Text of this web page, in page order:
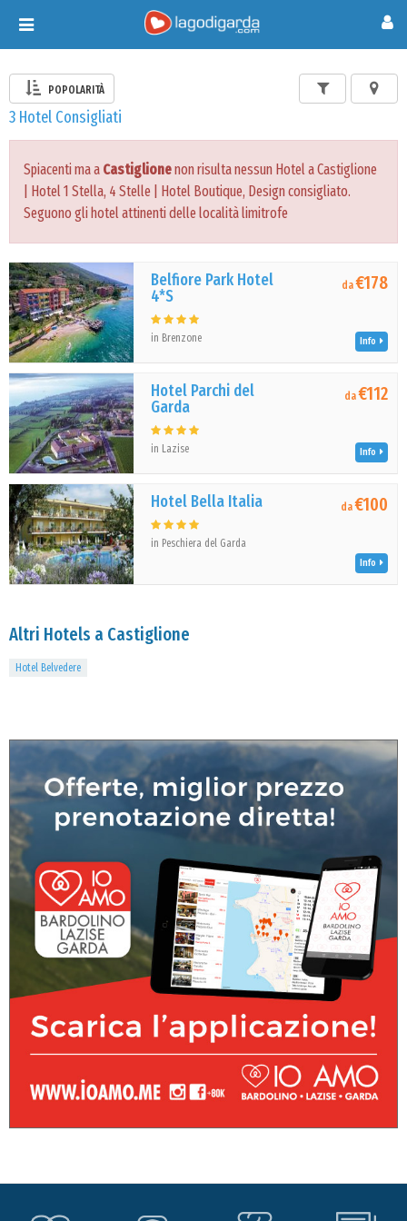
Toggle
navigation
POPOLARITÀ
3 Hotel Consigliati
Spiacenti ma a Castiglionenon risulta nessun Hotel a Castiglione
| Hotel 1 Stella, 4 Stelle | Hotel Boutique, Design consigliato.
Seguono gli hotel attinenti delle località limitrofe
Belfiore Park Hotel
4*S
in Brenzone
da€178
Info
Hotel Parchi del
Garda
in Lazise
da€112
Info
Hotel Bella Italia
in Peschiera del Garda
da€100
Info
Altri Hotels a Castiglione
Hotel Belvedere